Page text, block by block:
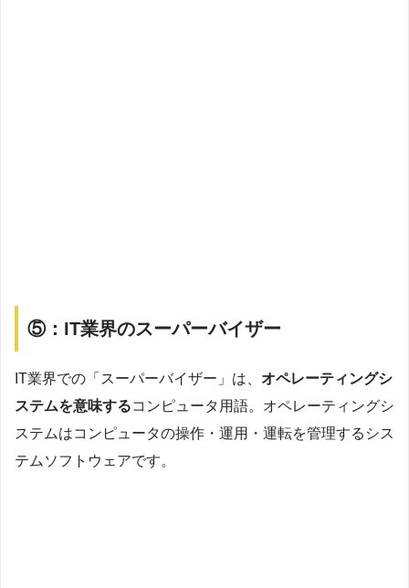
⑤：IT業界のスーパーバイザー
IT業界での「スーパーバイザー」は、 オペレーティングシ
ステムを意味するコンピュータ用語。オペレーティングシ
ステムはコンピュータの操作・運用・運転を管理するシス
テムソフトウェアです。